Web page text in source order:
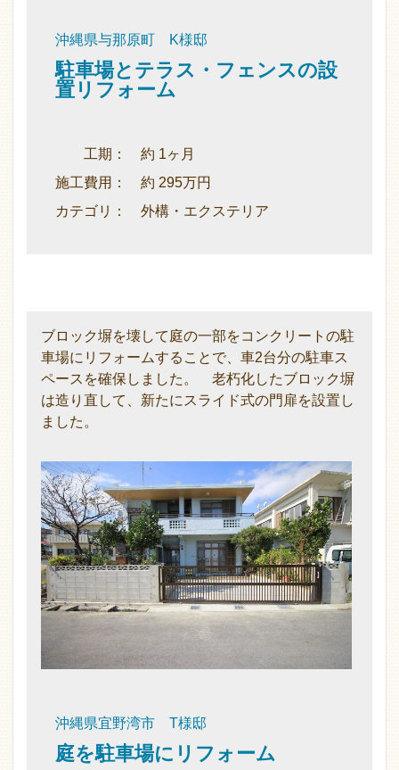
沖縄県与那原町 K様邸
駐車場とテラス・フェンスの設
置リフォーム
工期： 約 1ヶ月
施工費用： 約 295万円
カテゴリ： 外構・エクステリア
ブロック塀を壊して庭の一部をコンクリートの駐
車場にリフォームすることで、車2台分の駐車ス
ペースを確保しました。 老朽化したブロック塀
は造り直して、新たにスライド式の門扉を設置し
ました。
沖縄県宜野湾市 T様邸
庭を駐車場にリフォーム